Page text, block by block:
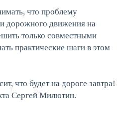
что проблему
дорожного движения на
только совместными
практические шаги в этом
что будет на дороге завтра!
Сергей Милютин.